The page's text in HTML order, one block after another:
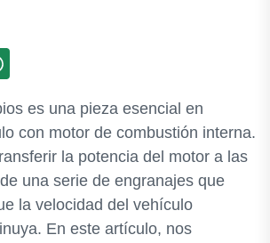
es una pieza esencial en
con motor de combustión interna.
la potencia del motor a las
una serie de engranajes que
la velocidad del vehículo
En este artículo, nos